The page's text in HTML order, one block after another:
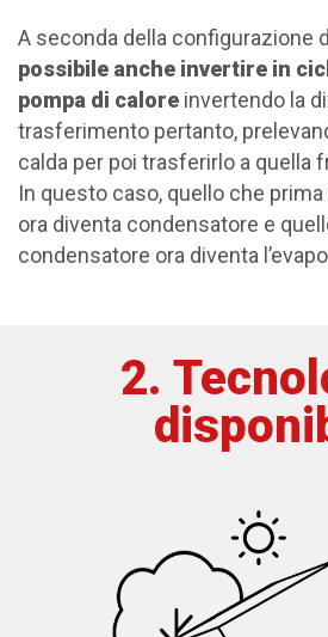
A seconda della configurazione
possibile anche invertire in
pompa di calore invertendo la
trasferimento pertanto,
calda per poi trasferirlo a quella
In questo caso, quello che prima
ora diventa condensatore e
condensatore ora diventa
2.